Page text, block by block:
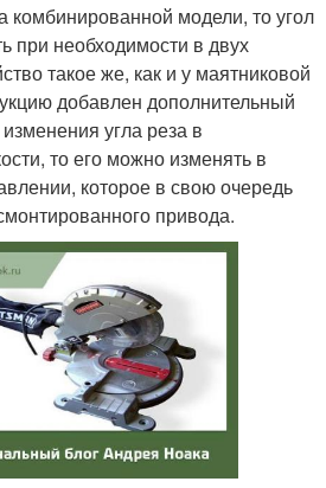
комбинированной модели, то угол
при необходимости в двух
такое же, как и у маятниковой
добавлен дополнительный
угла реза в
то его можно изменять в
которое в свою очередь
привода.